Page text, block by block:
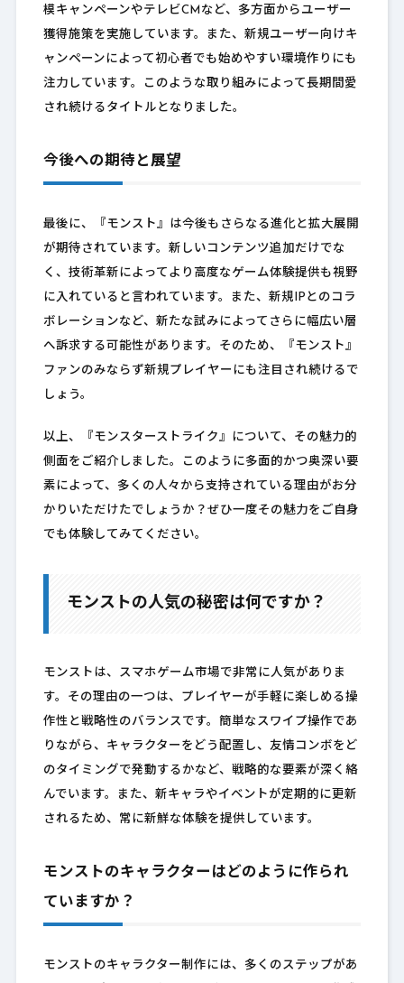
模キャンペーンやテレビCMなど、多方面からユーザー
獲得施策を実施しています。また、新規ユーザー向けキ
ャンペーンによって初心者でも始めやすい環境作りにも
注力しています。このような取り組みによって長期間愛
され続けるタイトルとなりました。
今後への期待と展望
最後に、『モンスト』は今後もさらなる進化と拡大展開
が期待されています。新しいコンテンツ追加だけでな
く、技術革新によってより高度なゲーム体験提供も視野
に入れていると言われています。また、新規IPとのコラ
ボレーションなど、新たな試みによってさらに幅広い層
へ訴求する可能性があります。そのため、『モンスト』
ファンのみならず新規プレイヤーにも注目され続けるで
しょう。
以上、『モンスターストライク』について、その魅力的
側面をご紹介しました。このように多面的かつ奥深い要
素によって、多くの人々から支持されている理由がお分
かりいただけたでしょうか？ぜひ一度その魅力をご自身
でも体験してみてください。
モンストの人気の秘密は何ですか？
モンストは、スマホゲーム市場で非常に人気がありま
す。その理由の一つは、プレイヤーが手軽に楽しめる操
作性と戦略性のバランスです。簡単なスワイプ操作であ
りながら、キャラクターをどう配置し、友情コンボをど
のタイミングで発動するかなど、戦略的な要素が深く絡
んでいます。また、新キャラやイベントが定期的に更新
されるため、常に新鮮な体験を提供しています。
モンストのキャラクターはどのように作られ
ていますか？
モンストのキャラクター制作には、多くのステップがあ